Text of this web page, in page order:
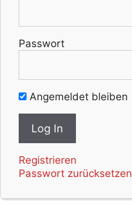
Passwort
Angemeldet bleiben
Registrieren
Passwort zurücksetzen